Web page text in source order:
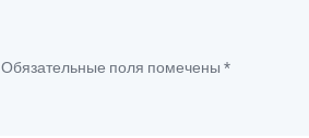
Обязательные поля помечены *